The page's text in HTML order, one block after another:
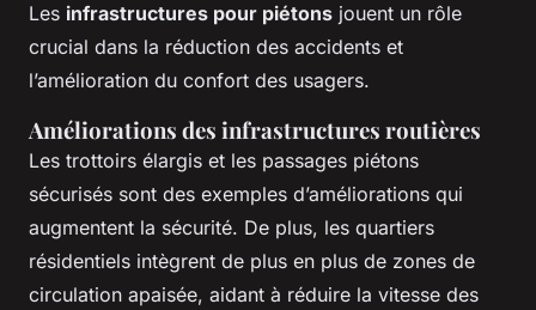
Les infrastructures pour piétons jouent un rôle
crucial dans la réduction des accidents et
l’amélioration du confort des usagers.
Améliorations des infrastructures routières
Les trottoirs élargis et les passages piétons
sécurisés sont des exemples d’améliorations qui
augmentent la sécurité. De plus, les quartiers
résidentiels intègrent de plus en plus de zones de
circulation apaisée, aidant à réduire la vitesse des